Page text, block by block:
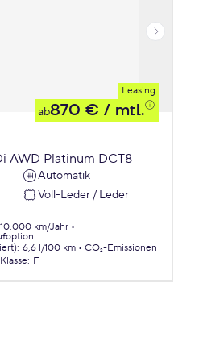
Leasing
ab870 € / mtl.
AWD Platinum DCT8
Automatik
Voll-Leder / Leder
10.000 km/Jahr
: 6,6 l/100 km
CO₂-Emissionen
: F